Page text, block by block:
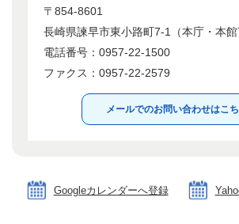
〒854-8601
長崎県諫早市東小路町7-1（本庁・本館
電話番号：0957-22-1500
ファクス：0957-22-2579
メールでのお問い合わせはこ
Googleカレンダーへ登録